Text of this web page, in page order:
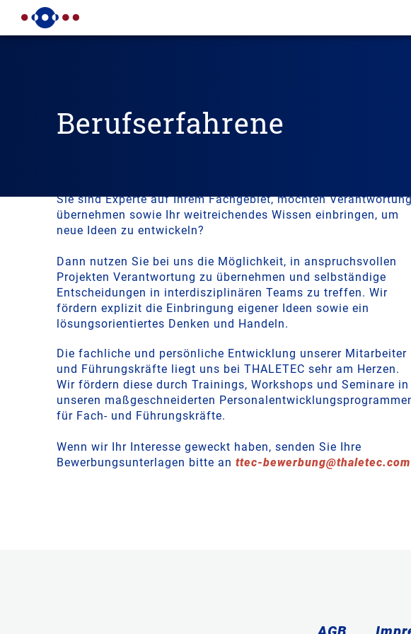
Berufserfahrene
Sie sind Experte auf Ihrem Fachgebiet, möchten
übernehmen sowie Ihr weitreichendes Wissen einbringen, um
neue Ideen zu entwickeln?
Dann nutzen Sie bei uns die Möglichkeit, in anspruchsvollen
Projekten Verantwortung zu übernehmen und selbständige
Entscheidungen in interdisziplinären Teams zu treffen. Wir
fördern explizit die Einbringung eigener Ideen sowie ein
lösungsorientiertes Denken und Handeln.
Die fachliche und persönliche Entwicklung unserer Mitarbeiter
und Führungskräfte liegt uns bei THALETEC sehr am Herzen.
Wir fördern diese durch Trainings, Workshops und Seminare in
unseren maßgeschneiderten
für Fach- und Führungskräfte.
Wenn wir Ihr Interesse geweckt haben, senden Sie Ihre
Bewerbungsunterlagen bitte an ttec-bewerbung@thaletec.com